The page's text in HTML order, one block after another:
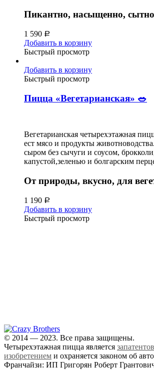
Пикантно, насыщенно,
1 590 Р
Добавить в корзину
Быстрый просмотр
Добавить в корзину
Быстрый просмотр
Пицца «Вегетарианская» 🥗
Вегетарианская четырехэтажная
ест мясо и продукты
сыром без сычуги и соусом,
капустой,зеленью и болгарским
От природы, вкусно, для
1 190 Р
Добавить в корзину
Быстрый просмотр
© 2014 — 2023. Все права защищены.
Четырехэтажная пицца является
изобретением и охраняется законом об
Франчайзи: ИП Григорян Роберт